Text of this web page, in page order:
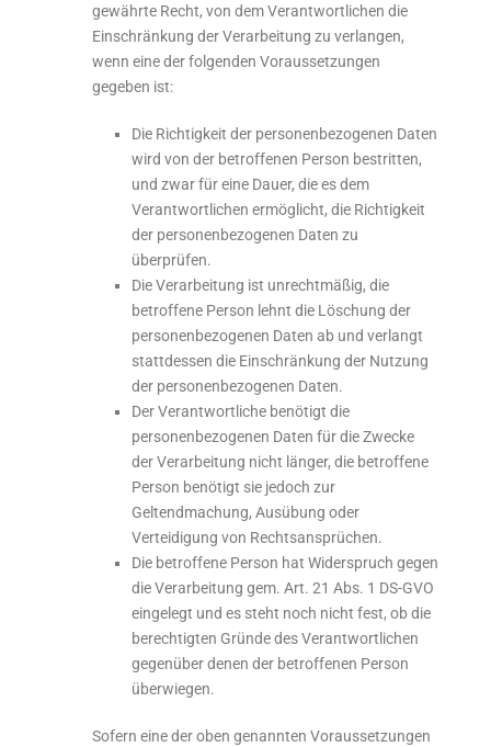
gewährte Recht, von dem Verantwortlichen die
Einschränkung der Verarbeitung zu verlangen,
wenn eine der folgenden Voraussetzungen
gegeben ist:
Die Richtigkeit der personenbezogenen Daten
wird von der betroffenen Person bestritten,
und zwar für eine Dauer, die es dem
Verantwortlichen ermöglicht, die Richtigkeit
der personenbezogenen Daten zu
überprüfen.
Die Verarbeitung ist unrechtmäßig, die
betroffene Person lehnt die Löschung der
personenbezogenen Daten ab und verlangt
stattdessen die Einschränkung der Nutzung
der personenbezogenen Daten.
Der Verantwortliche benötigt die
personenbezogenen Daten für die Zwecke
der Verarbeitung nicht länger, die betroffene
Person benötigt sie jedoch zur
Geltendmachung, Ausübung oder
Verteidigung von Rechtsansprüchen.
Die betroffene Person hat Widerspruch gegen
die Verarbeitung gem. Art. 21 Abs. 1 DS-GVO
eingelegt und es steht noch nicht fest, ob die
berechtigten Gründe des Verantwortlichen
gegenüber denen der betroffenen Person
überwiegen.
Sofern eine der oben genannten Voraussetzungen